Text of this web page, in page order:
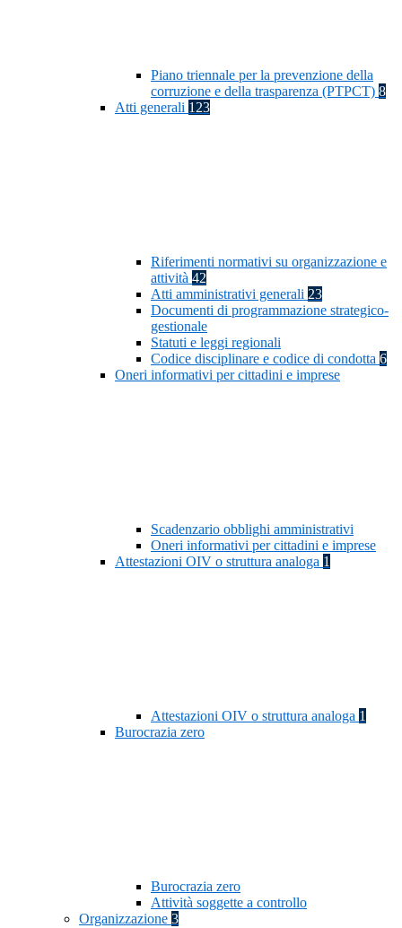
Piano triennale per la prevenzione della
corruzione e della trasparenza (PTPCT) 8
Atti generali 123
Riferimenti normativi su organizzazione e
attività 42
Atti amministrativi generali 23
Documenti di programmazione strategico-
gestionale
Statuti e leggi regionali
Codice disciplinare e codice di condotta 6
Oneri informativi per cittadini e imprese
Scadenzario obblighi amministrativi
Oneri informativi per cittadini e imprese
Attestazioni OIV o struttura analoga 1
Attestazioni OIV o struttura analoga 1
Burocrazia zero
Burocrazia zero
Attività soggette a controllo
Organizzazione 3